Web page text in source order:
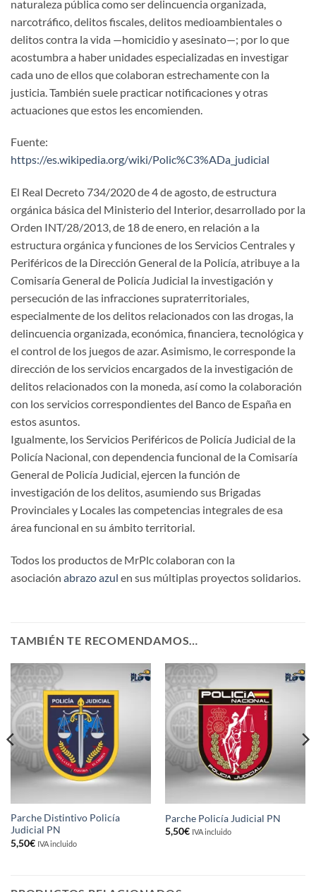
naturaleza pública como ser delincuencia organizada,
narcotráfico, delitos fiscales, delitos medioambientales o
delitos contra la vida —homicidio y asesinato—; por lo que
acostumbra a haber unidades especializadas en investigar
cada uno de ellos que colaboran estrechamente con la
justicia. También suele practicar notificaciones y otras
actuaciones que estos les encomienden.
Fuente:
https://es.wikipedia.org/wiki/Polic%C3%ADa_judicial
El Real Decreto 734/2020 de 4 de agosto, de estructura
orgánica básica del Ministerio del Interior, desarrollado por la
Orden INT/28/2013, de 18 de enero, en relación a la
estructura orgánica y funciones de los Servicios Centrales y
Periféricos de la Dirección General de la Policía, atribuye a la
Comisaría General de Policía Judicial la investigación y
persecución de las infracciones supraterritoriales,
especialmente de los delitos relacionados con las drogas, la
delincuencia organizada, económica, financiera, tecnológica y
el control de los juegos de azar. Asimismo, le corresponde la
dirección de los servicios encargados de la investigación de
delitos relacionados con la moneda, así como la colaboración
con los servicios correspondientes del Banco de España en
estos asuntos.
Igualmente, los Servicios Periféricos de Policía Judicial de la
Policía Nacional, con dependencia funcional de la Comisaría
General de Policía Judicial, ejercen la función de
investigación de los delitos, asumiendo sus Brigadas
Provinciales y Locales las competencias integrales de esa
área funcional en su ámbito territorial.
Todos los productos de MrPlc colaboran con la
asociación abrazo azul en sus múltiplas proyectos solidarios.
TAMBIÉN TE RECOMENDAMOS…
Parche Distintivo Policía
Judicial PN
5,50€ IVA incluido
Parche Policía Judicial PN
5,50€ IVA incluido